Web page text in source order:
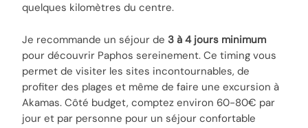
quelques kilomètres du centre.
Je recommande un séjour de3 à 4 jours minimum
pour découvrir Paphos sereinement. Ce timing vous
permet de visiter les sites incontournables, de
profiter des plages et même de faire une excursion à
Akamas. Côté budget, comptez environ 60-80€ par
jour et par personne pour un séjour confortable